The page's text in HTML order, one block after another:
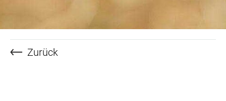
Zurück